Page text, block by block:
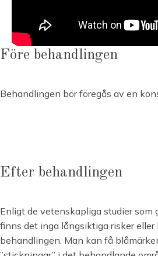
Före behandlingen
Behandlingen bör föregås av en
Efter behandlingen
Enligt de vetenskapliga studier
finns det inga långsiktiga risker
behandlingen. Man kan få